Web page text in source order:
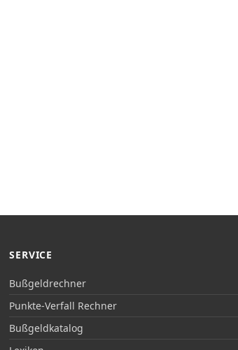
SERVICE
Bußgeldrechner
Punkte-Verfall Rechner
Bußgeldkatalog